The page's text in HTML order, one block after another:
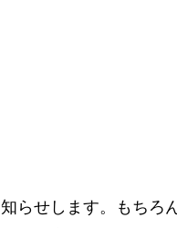
らせします。もちろ